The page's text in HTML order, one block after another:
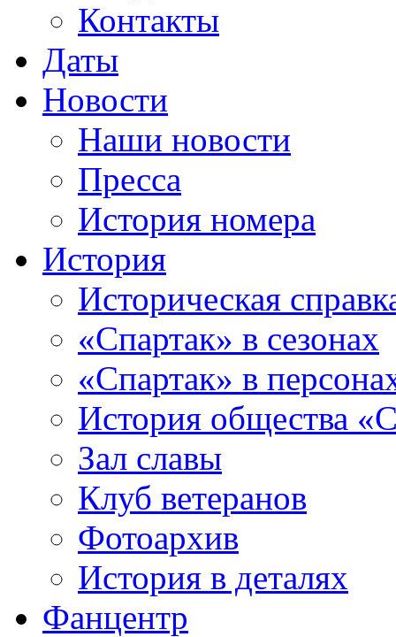
Контакты
Даты
Новости
Наши новости
Пресса
История номера
История
Историческая
«Спартак» в сезонах
«Спартак» в
История общества
Зал славы
Клуб ветеранов
Фотоархив
История в деталях
Фанцентр